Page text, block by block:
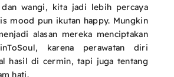
wangi, kita jadi lebih percaya
mood pun ikutan happy. Mungkin
alasan mereka menciptakan
karena perawatan diri
hasil di cermin, tapi juga tentang